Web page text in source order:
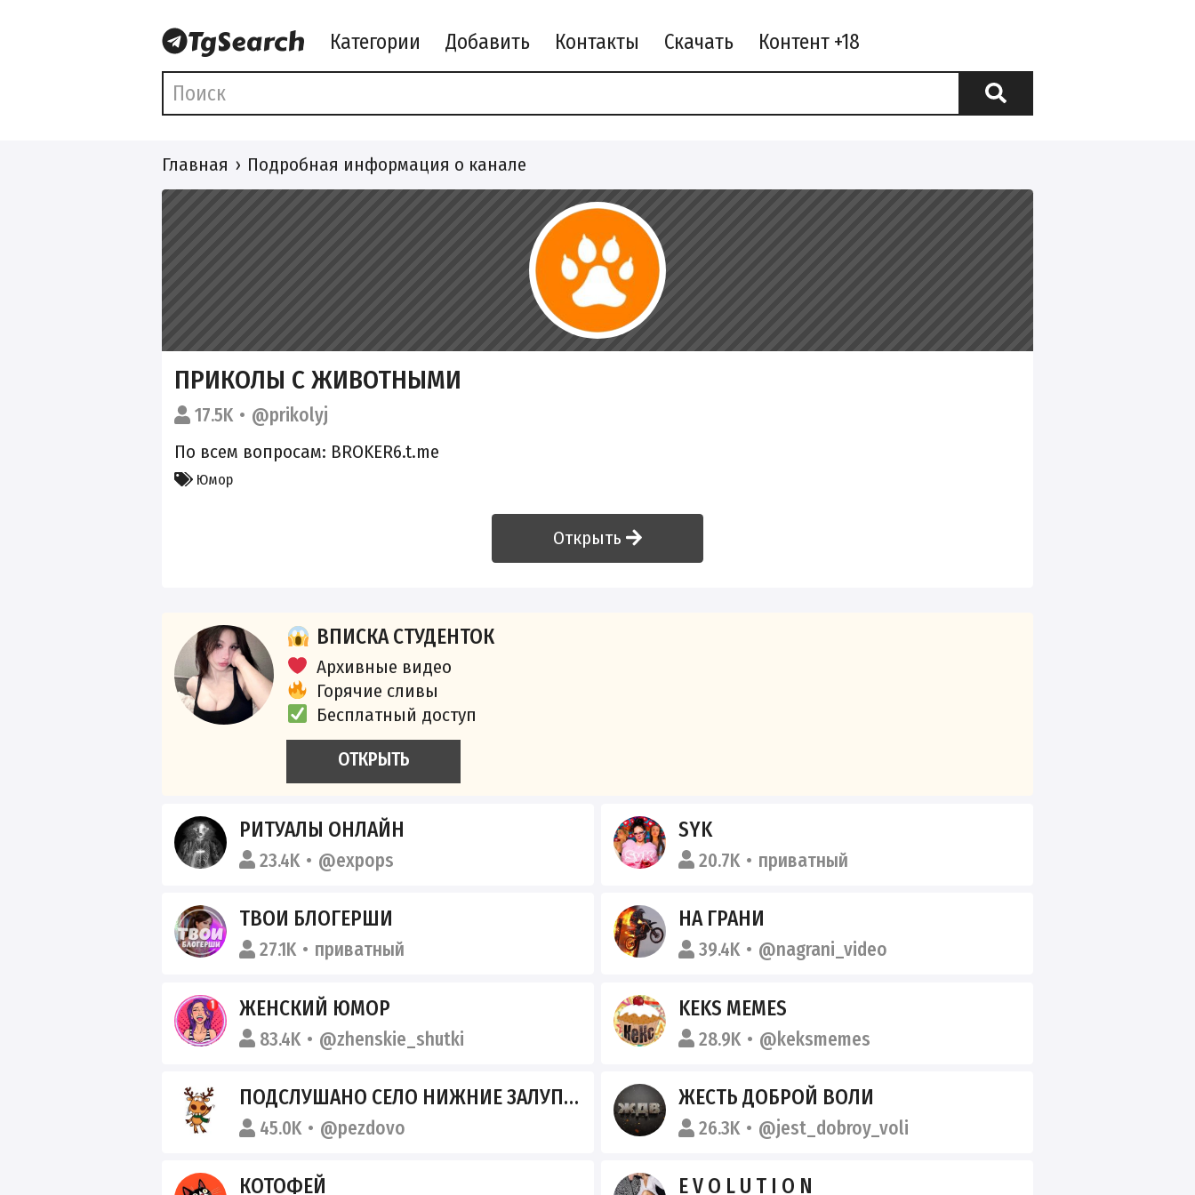
Категории Добавить Контакты Скачать
Главная Подробная информация о канале
ПРИКОЛЫ С ЖИВОТНЫМИ
17.5K
@prikolyj
По всем вопросам: BROKER6.t.me
Юмор
Открыть
ВПИСКА СТУДЕНТОК
Архивные видео
Горячие сливы
Бесплатный доступ
ОТКРЫТЬ
РИТУАЛЫ ОНЛАЙН
23.4K @expops
SYK
20.7K приватный
ТВОИ БЛОГЕРШИ
27.1K приватный
НА ГРАНИ
39.4K @nagrani_video
ЖЕНСКИЙ ЮМОР
83.4K @zhenskie_shutki
KEKS MEMES
28.9K @keksmemes
ПОДСЛУШАНО СЕЛО НИЖНИЕ ЗАЛУПЫ (ПЕЗДОВО)
45.0K @pezdovo
ЖЕСТЬ ДОБРОЙ ВОЛИ
26.3K @jest_dobroy_voli
КОТОФЕЙ E V O L U T I O N